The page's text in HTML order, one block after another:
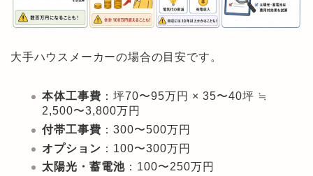
大手ハウスメーカーの場合の目安です。
本体工事費 ：坪70〜95万円 × 35〜40坪 ≒
2,500〜3,800万円
付帯工事費 ：300〜500万円
オプション ：100〜300万円
太陽光・蓄電池 ：100〜250万円